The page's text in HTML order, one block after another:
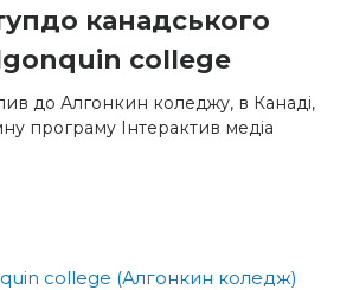
канадського
college
до Алгонкин коледжу, в Канаді,
програму Інтерактив медіа
college (Алгонкин коледж)